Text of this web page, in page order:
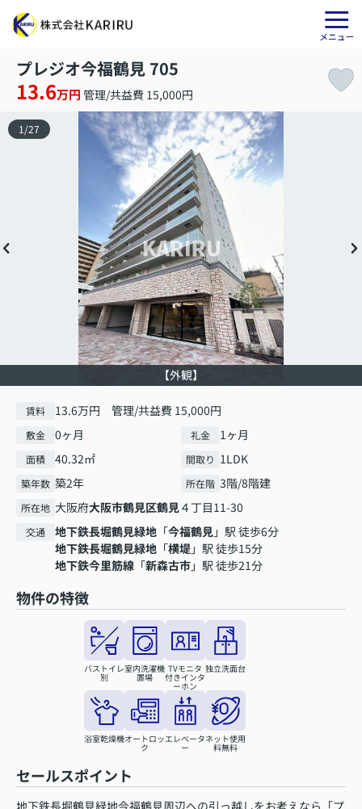
プレジオ今福鶴見 705
13.6万円 管理/共益費 15,000円
【外観】
1 /27
賃料 13.6万円 管理/共益費 15,000円
敷金 0ヶ月 礼金 1ヶ月
面積 40.32㎡ 間取り 1LDK
築年数 築2年 所在階 3階/8階建
所在地 大阪府大阪市鶴見区鶴見４丁目11-30
交通 地下鉄長堀鶴見緑地 「今福鶴見」駅 徒歩6分
地下鉄長堀鶴見緑地 「横堤」駅 徒歩15分
地下鉄今里筋線 「新森古市」駅 徒歩21分
物件の特徴
バストイレ
別
室内洗濯機
置場
TVモニタ
付きインタ
ーホン
独立洗面台
浴室乾燥機オートロッ
ク
エレベータ
ー
ネット使用
料無料
セールスポイント